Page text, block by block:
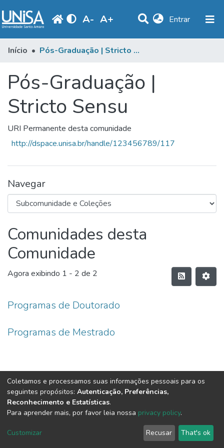
A- A+ Entrar(current)
Comunidades e Coleções
Navegar
Produção Docente
Biblioteca
Periódicos
Início Pós-Graduação | Stricto Sensu
Pós-Graduação |
Stricto Sensu
URI Permanente desta comunidade
http://dspace.unisa.br/handle/123456789/117
Navegar
Comunidades desta
Comunidade
Agora exibindo 1 - 2 de 2
Programas de Doutorado
Programas de Mestrado
DSpace software copyright © 2002-2026 LYRASIS
Enviar uma Sugestão
Coletamos e processamos suas informações pessoais para os
seguintes propósitos: Autenticação, Preferências,
Reconhecimento e Estatísticas.
Para aprender mais, por favor leia nossa privacy policy.
Customizar Recusar That's ok